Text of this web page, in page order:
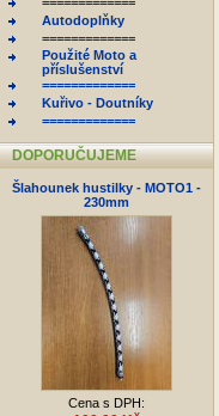
Autodoplňky
=============
Použité Moto a
příslušenství
=============
Kuřivo - Doutníky
=============
DOPORUČUJEME
Šlahounek hustilky - MOTO1 -
230mm
Cena s DPH: